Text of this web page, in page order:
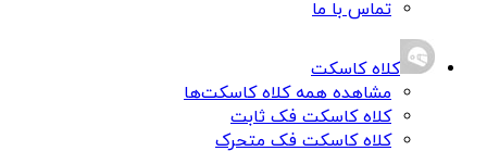
تماس با ما
کلاه کاسکت
مشاهده همه کلاه کاسکت‌ها
کلاه کاسکت فک ثابت
کلاه کاسکت فک متحرک